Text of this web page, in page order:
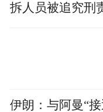
拆人员被追究刑
伊朗：与阿曼“